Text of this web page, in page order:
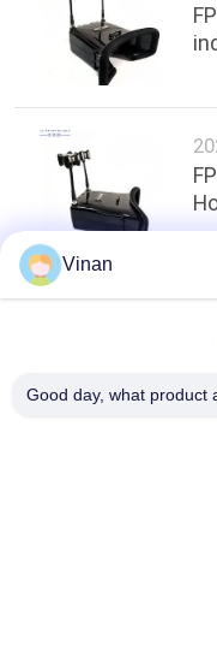
Vinan
Good day, what product